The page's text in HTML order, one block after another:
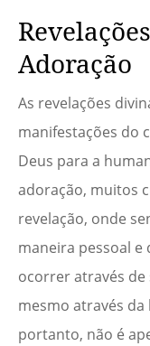
Adoração
As revelações
manifestações do
Deus para a
adoração, muitos
revelação, onde
maneira pessoal e
ocorrer através de
mesmo através
portanto, não é